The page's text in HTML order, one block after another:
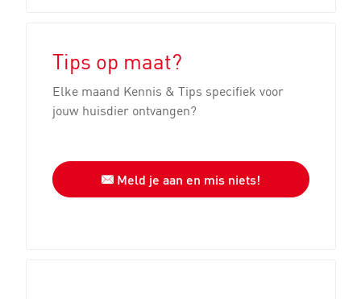
Tips op maat?
Elke maand Kennis & Tips specifiek voor
jouw huisdier ontvangen?
Meld je aan en mis niets!